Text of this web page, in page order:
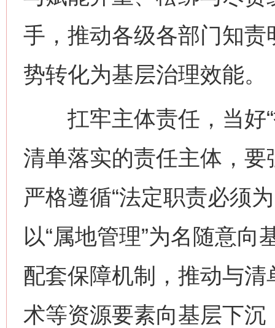
手，推动各级各部门知
势转化为基层治理效能。
扛牢主体责任，当好“
清单落实的责任主体，
严格遵循“法定职责必须
以“属地管理”为名随意
配套保障机制，推动与
术等资源要素向基层下